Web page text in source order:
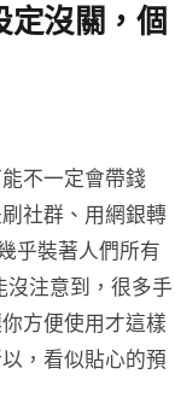
定沒關，個
不一定會帶錢
社群、用網銀轉
乎裝著人們所有
沒注意到，很多手
方便使用才這樣
，看似貼心的預